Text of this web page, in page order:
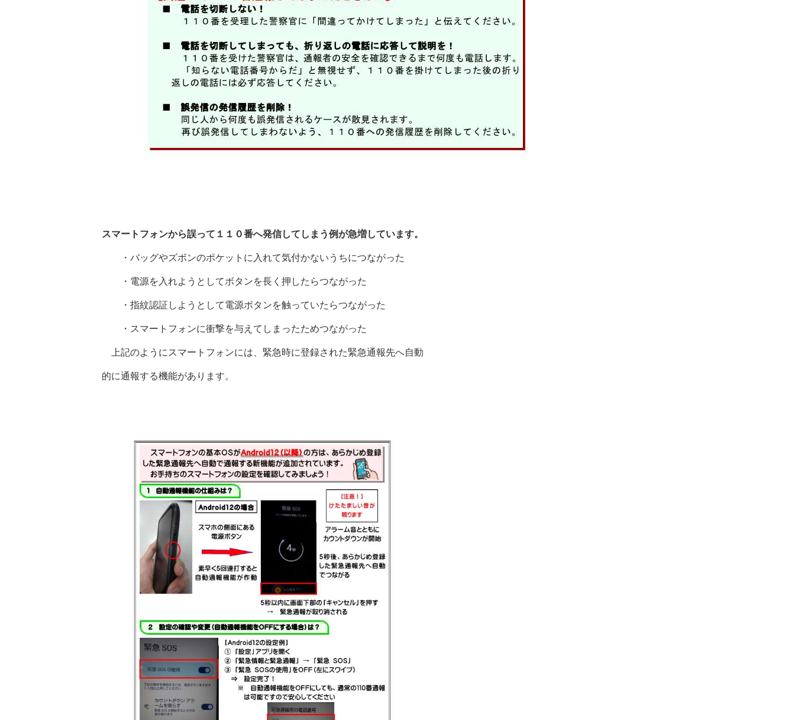
スマートフォンから誤って１１０番へ発信してしまう例が急増しています。
・バッグやズボンのポケットに入れて気付かないうちにつながった
・電源を入れようとしてボタンを長く押したらつながった
・指紋認証しようとして電源ボタンを触っていたらつながった
・スマートフォンに衝撃を与えてしまったためつながった
上記のようにスマートフォンには、緊急時に登録された緊急通報先へ自動
的に通報する機能があります。